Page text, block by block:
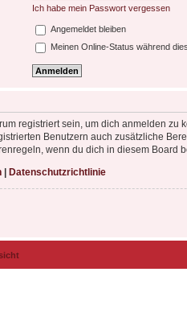
Ich habe mein Passwort vergessen
Angemeldet bleiben
Meinen Online-Status während
registriert sein, um dich anmelden
Benutzern auch zusätzliche
wenn du dich in diesem Board
| Datenschutzrichtlinie